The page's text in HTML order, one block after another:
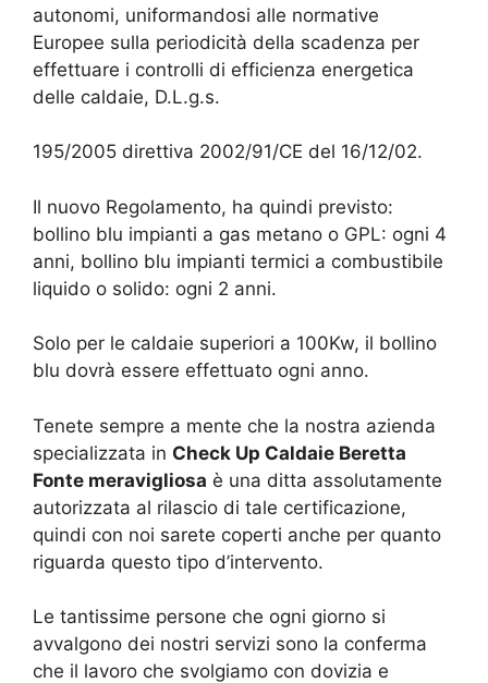
autonomi, uniformandosi alle normative
Europee sulla periodicità della scadenza per
effettuare i controlli di efficienza energetica
delle caldaie, D.L.g.s.
195/2005 direttiva 2002/91/CE del 16/12/02.
Il nuovo Regolamento, ha quindi previsto:
bollino blu impianti a gas metano o GPL: ogni 4
anni, bollino blu impianti termici a combustibile
liquido o solido: ogni 2 anni.
Solo per le caldaie superiori a 100Kw, il bollino
blu dovrà essere effettuato ogni anno.
Tenete sempre a mente che la nostra azienda
specializzata in Check Up Caldaie Beretta
Fonte meravigliosa è una ditta assolutamente
autorizzata al rilascio di tale certificazione,
quindi con noi sarete coperti anche per quanto
riguarda questo tipo d’intervento.
Le tantissime persone che ogni giorno si
avvalgono dei nostri servizi sono la conferma
che il lavoro che svolgiamo con dovizia e